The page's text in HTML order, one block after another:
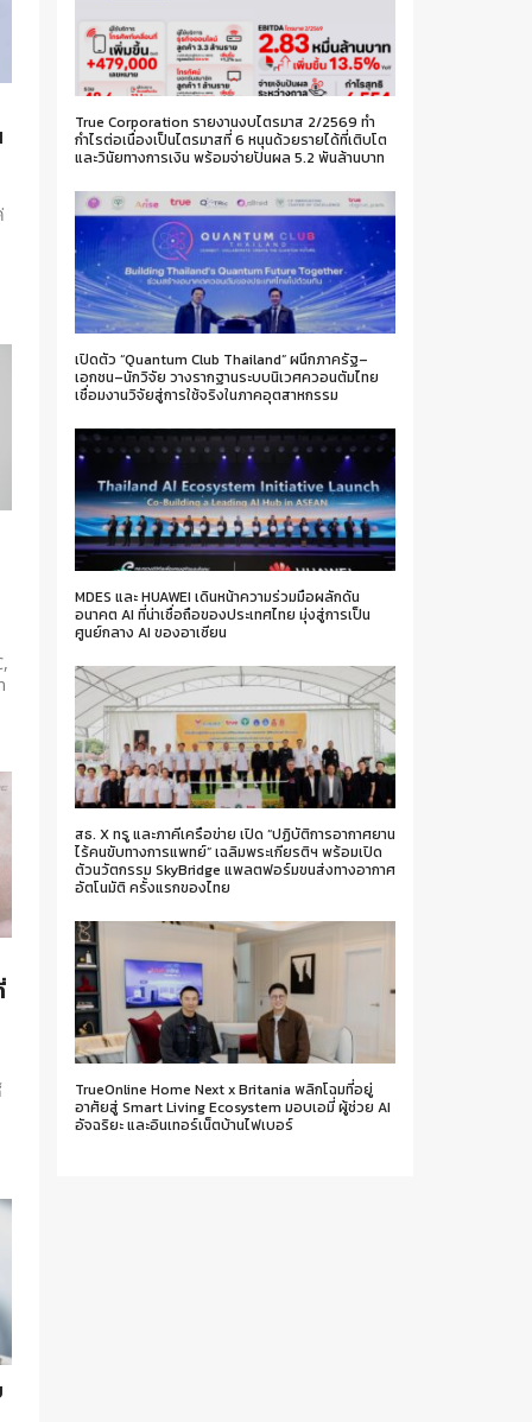
True Corporation รายงานงบไตรมาส 2/2569 ทำ
กำไรต่อเนื่องเป็นไตรมาสที่ 6 หนุนด้วยรายได้ที่เติบโต
และวินัยทางการเงิน พร้อมจ่ายปันผล 5.2 พันล้านบาท
เปิดตัว “Quantum Club Thailand” ผนึกภาครัฐ–
เอกชน–นักวิจัย วางรากฐานระบบนิเวศควอนตัมไทย
เชื่อมงานวิจัยสู่การใช้จริงในภาคอุตสาหกรรม
MDES และ HUAWEI เดินหน้าความร่วมมือผลักดัน
อนาคต AI ที่น่าเชื่อถือของประเทศไทย มุ่งสู่การเป็น
ศูนย์กลาง AI ของอาเซียน
สธ. X ทรู และภาคีเครือข่าย เปิด “ปฏิบัติการอากาศยาน
ไร้คนขับทางการแพทย์” เฉลิมพระเกียรติฯ พร้อมเปิด
ตัวนวัตกรรม SkyBridge แพลตฟอร์มขนส่งทางอากาศ
อัตโนมัติ ครั้งแรกของไทย
TrueOnline Home Next x Britania พลิกโฉมที่อยู่
อาศัยสู่ Smart Living Ecosystem มอบเอมี่ ผู้ช่วย AI
อัจฉริยะ และอินเทอร์เน็ตบ้านไฟเบอร์